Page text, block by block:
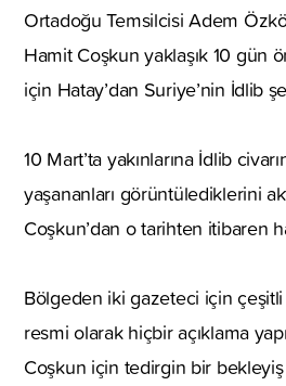
Ortadoğu Temsilcisi Adem
Hamit Coşkun yaklaşık 10 gün
için Hatay’dan Suriye’nin İdlib
10 Mart’ta yakınlarına İdlib
yaşananları görüntülediklerini
Coşkun’dan o tarihten itibaren
Bölgeden iki gazeteci için
resmi olarak hiçbir açıklama
Coşkun için tedirgin bir